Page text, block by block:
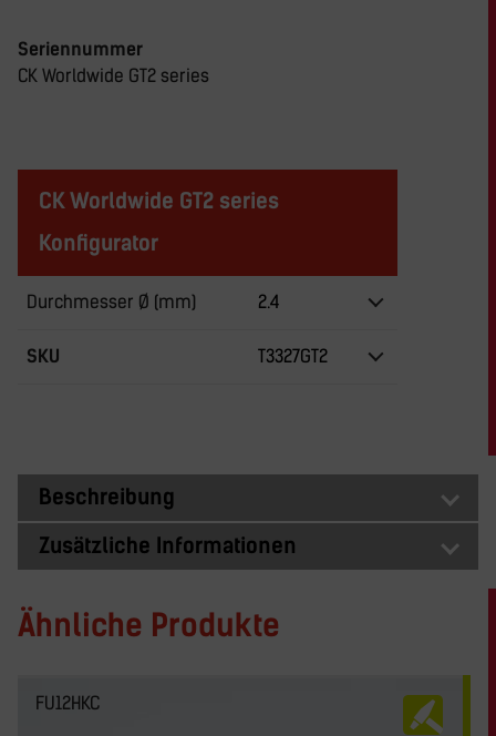
Seriennummer
CK Worldwide GT2 series
CK Worldwide GT2 series
Konfigurator
Durchmesser Ø (mm) 2.4
SKU T3327GT2
Beschreibung
Zusätzliche Informationen
Ähnliche Produkte
FU12HKC